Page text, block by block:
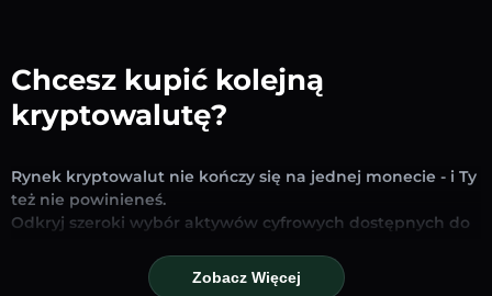
Chcesz kupić kolejną
kryptowalutę?
Rynek kryptowalut nie kończy się na jednej monecie - i Ty
też nie powinieneś.
Odkryj szeroki wybór aktywów cyfrowych dostępnych do
tego, czy szukasz uznanych stablecoinów, obiecujących
altcoinów czy nowych trendujących tokenów – znajdziesz
Zobacz Więcej